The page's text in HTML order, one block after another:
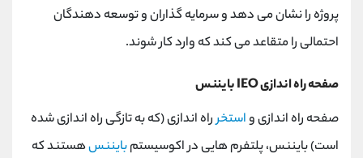
پروژه را نشان می دهد و سرمایه گذاران و توسعه دهندگان
احتمالی را متقاعد می کند که وارد کار شوند.
صفحه راه اندازی IEO بایننس
صفحه راه اندازی واستخرراه اندازی (که به تازگی راه اندازی شده
است) بایننس، پلتفرم هایی در اکوسیستمبایننسهستند که